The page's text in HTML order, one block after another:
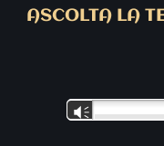
ASCOLTA LA
Audio
Vm